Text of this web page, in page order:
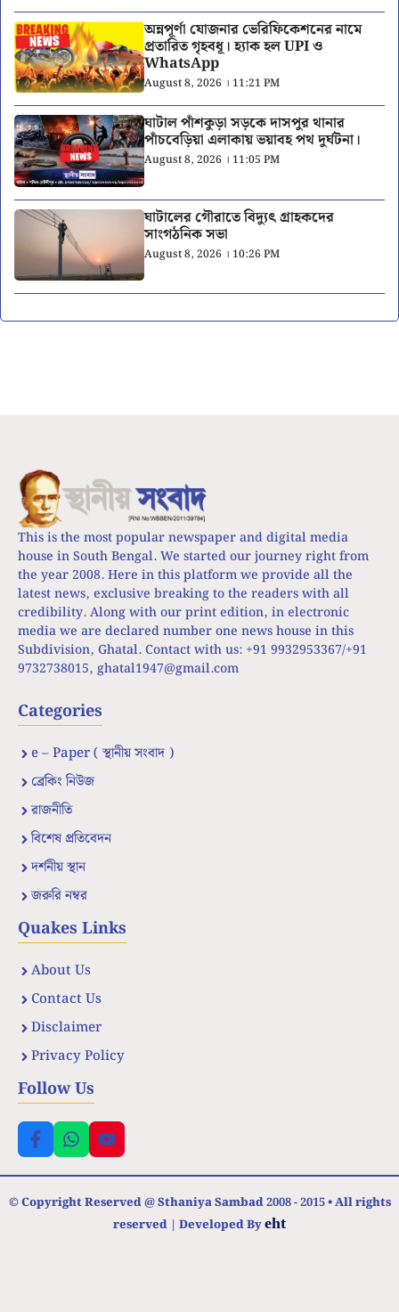
অন্নপূর্ণা যোজনার ভেরিফিকেশনের নামে
প্রতারিত গৃহবধূ। হ্যাক হল UPI ও
WhatsApp
August 8, 2026 । 11:21 PM
ঘাটাল পাঁশকুড়া সড়কে দাসপুর থানার
পাঁচবেড়িয়া এলাকায় ভয়াবহ পথ দুর্ঘটনা।
August 8, 2026 । 11:05 PM
ঘাটালের গৌরাতে বিদ্যুৎ গ্রাহকদের
সাংগঠনিক সভা
August 8, 2026 । 10:26 PM
This is the most popular newspaper and digital media
house in South Bengal. We started our journey right from
the year 2008. Here in this platform we provide all the
latest news, exclusive breaking to the readers with all
credibility. Along with our print edition, in electronic
media we are declared number one news house in this
Subdivision, Ghatal. Contact with us: +91 9932953367/+91
9732738015, ghatal1947@gmail.com
Categories
e – Paper ( স্থানীয় সংবাদ )
ব্রেকিং নিউজ
রাজনীতি
বিশেষ প্রতিবেদন
দর্শনীয় স্থান
জরুরি নম্বর
Quakes Links
About Us
Contact Us
Disclaimer
Privacy Policy
Follow Us
© Copyright Reserved @ Sthaniya Sambad 2008 - 2015 • All rights
reserved | Developed Byeht